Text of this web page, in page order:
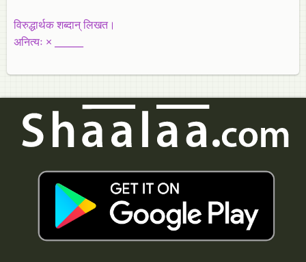
विरुद्धार्थक शब्दान्‌ लिखत।
अनित्यः × ______